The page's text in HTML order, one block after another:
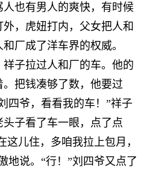
也有男人的爽快，有时候
，虎妞打内，父女把人和
厂成了洋车界的权威。
子拉过人和厂的车。他的
把钱凑够了数，他要过
四爷，看看我的车！”祥子
子看了车一眼，点了点
这儿住，多咱我拉上包月，
地说。“行！”刘四爷又点了